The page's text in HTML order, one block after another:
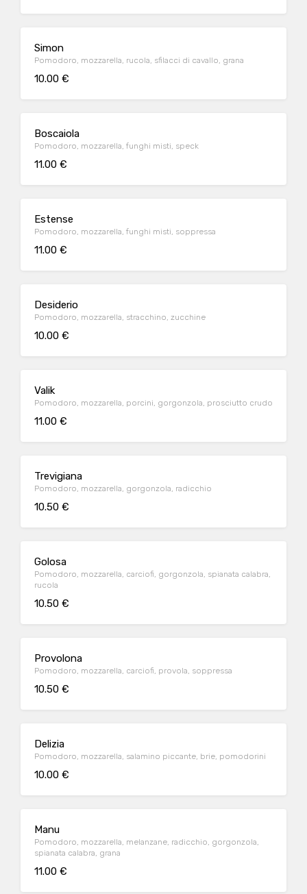
Simon
Pomodoro, mozzarella, rucola, sfilacci di cavallo, grana
10.00 €
Boscaiola
Pomodoro, mozzarella, funghi misti, speck
11.00 €
Estense
Pomodoro, mozzarella, funghi misti, soppressa
11.00 €
Desiderio
Pomodoro, mozzarella, stracchino, zucchine
10.00 €
Valik
Pomodoro, mozzarella, porcini, gorgonzola, prosciutto crudo
11.00 €
Trevigiana
Pomodoro, mozzarella, gorgonzola, radicchio
10.50 €
Golosa
Pomodoro, mozzarella, carciofi, gorgonzola, spianata calabra,
rucola
10.50 €
Provolona
Pomodoro, mozzarella, carciofi, provola, soppressa
10.50 €
Delizia
Pomodoro, mozzarella, salamino piccante, brie, pomodorini
10.00 €
Manu
Pomodoro, mozzarella, melanzane, radicchio, gorgonzola,
spianata calabra, grana
11.00 €